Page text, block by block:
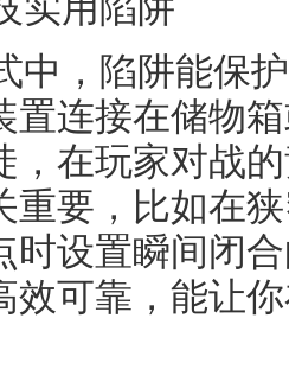
中，陷阱能保
置连接在储物
，在玩家对战
重要，比如在
时设置瞬间闭
效可靠，能让